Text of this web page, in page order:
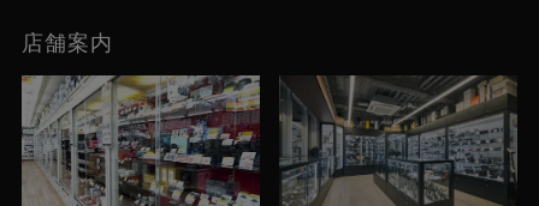
店舗案内